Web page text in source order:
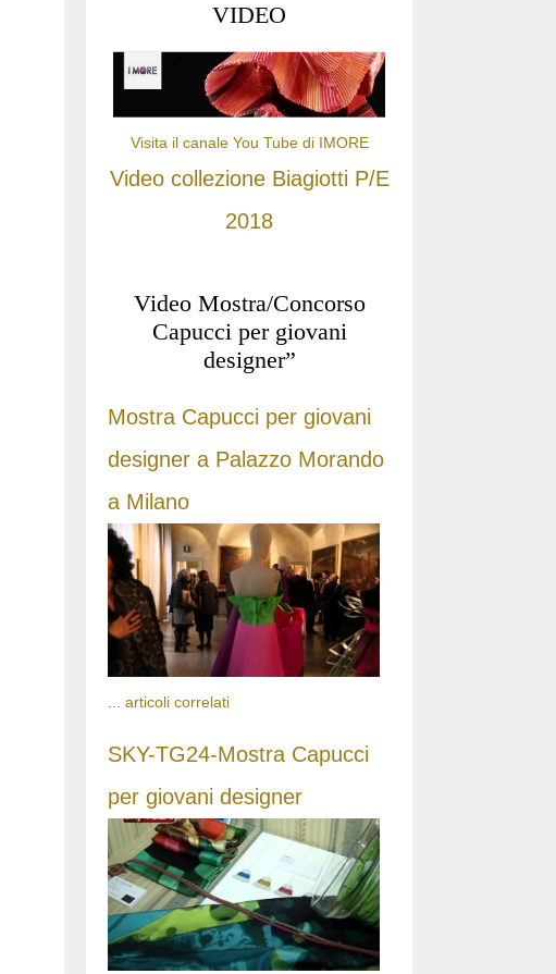
VIDEO
Visita il canale You Tube di IMORE
Video collezione Biagiotti P/E
2018
Video Mostra/Concorso
Capucci per giovani
designer”
Mostra Capucci per giovani
designer a Palazzo Morando
a Milano
articoli correlati
SKY-TG24-Mostra Capucci
per giovani designer